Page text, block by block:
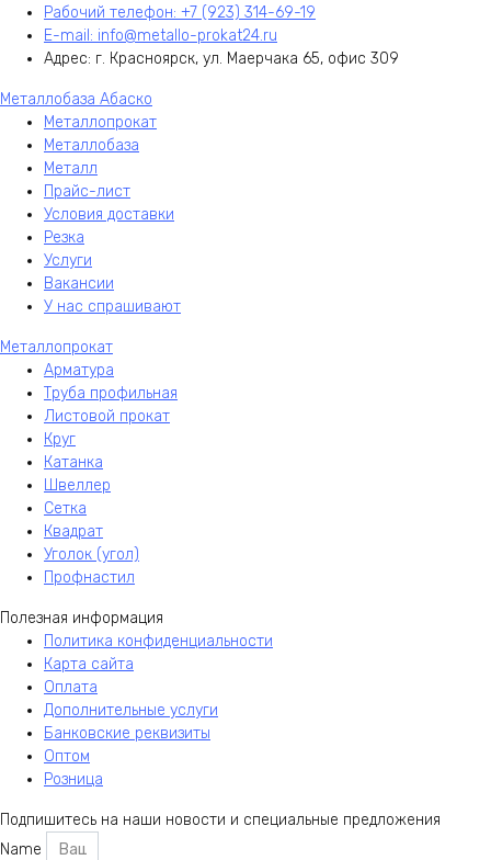
Рабочий телефон: +7 (923) 314-69-19
E-mail: info@metallo-prokat24.ru
Адрес: г. Красноярск, ул. Маерчака 65, офис 309
Металлобаза Абаско
Металлопрокат
Металлобаза
Металл
Прайс-лист
Условия доставки
Резка
Услуги
Вакансии
У нас спрашивают
Металлопрокат
Арматура
Труба профильная
Листовой прокат
Круг
Катанка
Швеллер
Сетка
Квадрат
Уголок (угол)
Профнастил
Полезная информация
Политика конфиденциальности
Карта сайта
Оплата
Дополнительные услуги
Банковские реквизиты
Оптом
Розница
Подпишитесь на наши новости и специальные предложения
Name